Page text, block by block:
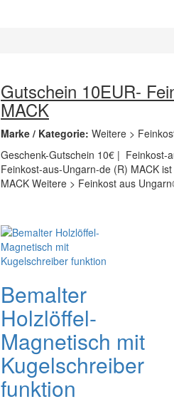
Gutschein 10EUR-
MACK
Marke / Kategorie: Weitere >
Geschenk-Gutschein 10€ | Feinkost-
Feinkost-aus-Ungarn-de (R) MACK
MACK Weitere > Feinkost aus
Bemalter
Holzlöffel-
Magnetisch mit
Kugelschreiber
funktion